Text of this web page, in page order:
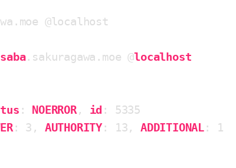
@localhost
.sakuragawa .moe @localhost
: NOERROR, id : 5335
: 3, AUTHORITY: 13, ADDITIONAL : 1